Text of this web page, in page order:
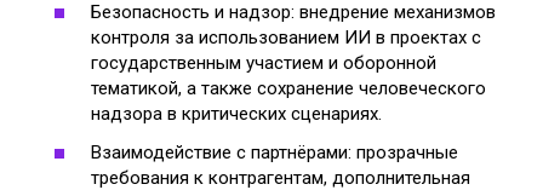
Безопасность и надзор: внедрение механизмов
контроля за использованием ИИ в проектах с
государственным участием и оборонной
тематикой, а также сохранение человеческого
надзора в критических сценариях.
Взаимодействие с партнёрами: прозрачные
требования к контрагентам, дополнительная